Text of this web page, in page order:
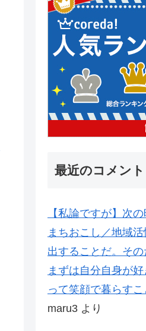
最近のコメント
【私論ですが】次
まちおこし／地域
出することだ。そ
まずは自分自身が
って笑顔で暮らすこ
maru3 より